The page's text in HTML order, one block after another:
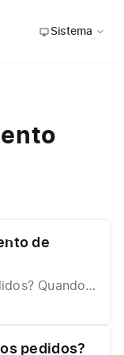
Sistema
de
v
na Nuvemsho
o valor total
gateway de
pedidos?